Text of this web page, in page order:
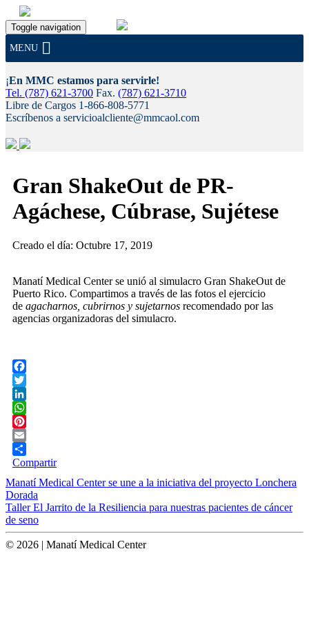
Toggle navigation
MENU
¡En MMC estamos para servirle!
Tel. (787) 621-3700 Fax. (787) 621-3710
Libre de Cargos 1-866-808-5771
Escríbenos a servicioalcliente@mmcaol.com
content
Gran ShakeOut de PR-
Agáchese, Cúbrase, Sujétese
Creado el día: Octubre 17, 2019
Manatí Medical Center se unió al simulacro Gran ShakeOut de
Puerto Rico. Compartimos a través de las fotos el ejercicio
de agacharnos, cubrirnos y sujetarnos recomendado por las
agencias organizadoras del simulacro.
Facebook
Twitter
LinkedIn
WhatsApp
Pinterest
Email
Compartir
Post
navigation
Manatí Medical Center se une a la iniciativa del proyecto Lonchera
Dorada
Taller El Jarrito de la Resiliencia para nuestras pacientes de cáncer
de seno
© 2026 | Manatí Medical Center